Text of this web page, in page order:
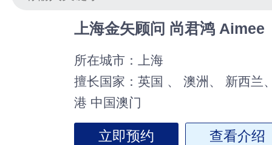
上海金矢顾问 尚君鸿 Aimee
所在城市：
上海
擅长国家： 英国 、 澳洲、 新西兰
港 中国澳门
立即预约 查看介绍